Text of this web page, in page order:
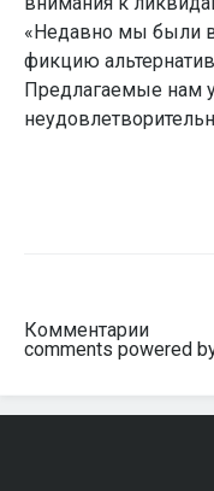
«Недавно мы были
фикцию
Предлагаемые нам
Комментарии
comments powered